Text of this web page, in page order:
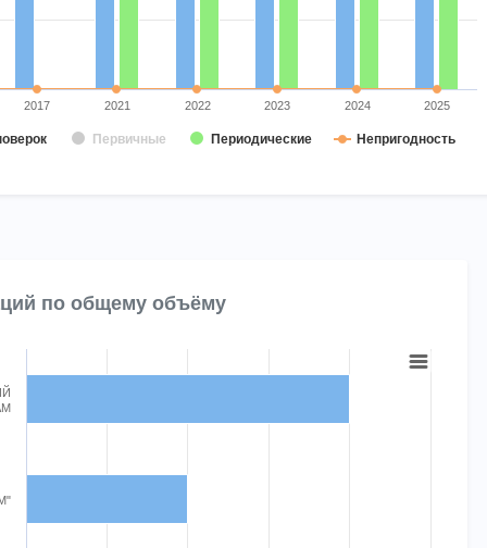
Первичные Периодические Непригодность
2017 2021 2022 2023 2024 2025
по общему объёму